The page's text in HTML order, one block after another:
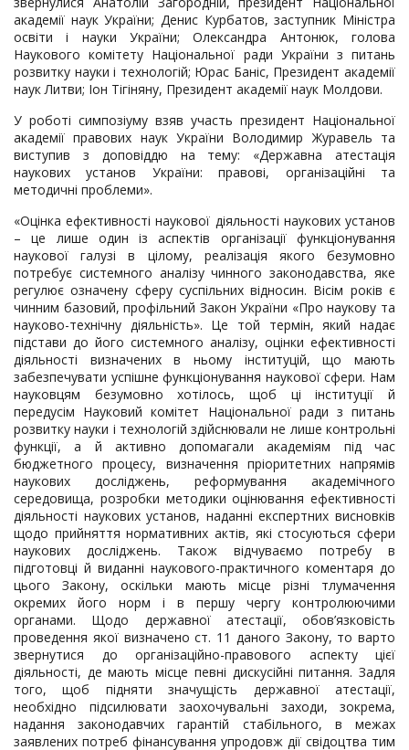
академії наук України; Денис Курбатов, заступник Міністра
освіти і науки України; Олександра Антонюк, голова
Наукового комітету Національної ради України з питань
розвитку науки і технологій; Юрас Баніс, Президент академії
наук Литви; Іон Тігіняну, Президент академії наук Молдови.
У роботі симпозіуму взяв участь президент Національної
академії правових наук України Володимир Журавель та
виступив з доповіддю на тему: «Державна атестація
наукових установ України: правові, організаційні та
методичні проблеми».
«Оцінка ефективності наукової діяльності наукових установ
– це лише один із аспектів організації функціонування
наукової галузі в цілому, реалізація якого безумовно
потребує системного аналізу чинного законодавства, яке
регулює означену сферу суспільних відносин. Вісім років є
чинним базовий, профільний Закон України «Про наукову та
науково-технічну діяльність». Це той термін, який надає
підстави до його системного аналізу, оцінки ефективності
діяльності визначених в ньому інституцій, що мають
забезпечувати успішне функціонування наукової сфери. Нам
науковцям безумовно хотілось, щоб ці інституції й
передусім Науковий комітет Національної ради з питань
розвитку науки і технологій здійснювали не лише контрольні
функції, а й активно допомагали академіям під час
бюджетного процесу, визначення пріоритетних напрямів
наукових досліджень, реформування академічного
середовища, розробки методики оцінювання ефективності
діяльності наукових установ, наданні експертних висновків
щодо прийняття нормативних актів, які стосуються сфери
наукових досліджень. Також відчуваємо потребу в
підготовці й виданні наукового-практичного коментаря до
цього Закону, оскільки мають місце різні тлумачення
окремих його норм і в першу чергу контролюючими
органами. Щодо державної атестації, обов’язковість
проведення якої визначено ст. 11 даного Закону, то варто
звернутися до організаційно-правового аспекту цієї
діяльності, де мають місце певні дискусійні питання. Задля
того, щоб підняти значущість державної атестації,
необхідно підсилювати заохочувальні заходи, зокрема,
надання законодавчих гарантій стабільного, в межах
заявлених потреб фінансування упродовж дії свідоцтва тим